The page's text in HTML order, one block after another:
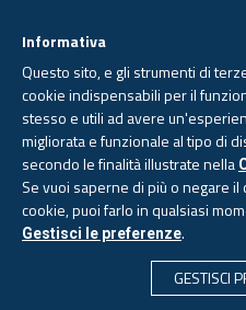
CERCA
Lunedì, 10 agosto
Informativa
Questo sito, e gli strumenti di
cookie indispensabili per il
stesso e utili ad avere
migliorata e funzionale al tipo di
secondo le finalità illustrate nella
Se vuoi saperne di più o negare
cookie, puoi farlo in qualsiasi
Gestisci le preferenze.
GESTISCI